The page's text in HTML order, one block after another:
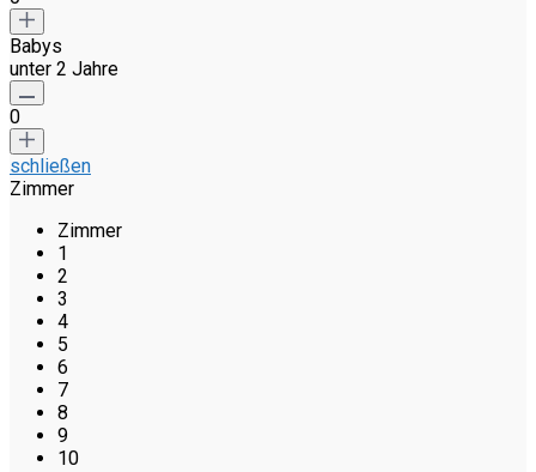
Babys
unter 2 Jahre
0
schließen
Zimmer
Zimmer
1
2
3
4
5
6
7
8
9
10